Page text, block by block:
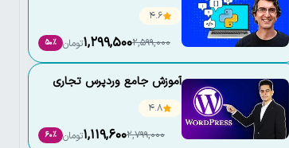
4.6
2,599,000
1,299,500تومان 50٪
آموزش جامع وردپرس تجاری
4.8
2,799,000
1,119,600تومان 60٪